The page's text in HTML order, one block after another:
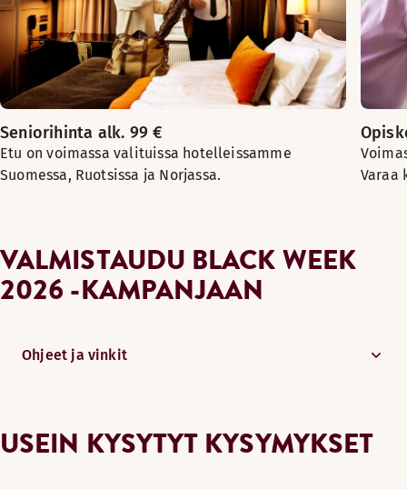
Seniorihinta alk. 99 €
Etu on voimassa valituissa hotelleissamme
Suomessa, Ruotsissa ja Norjassa.
Varaa
VALMISTAUDU BLACK WEEK
2026 -KAMPANJAAN
Ohjeet ja vinkit
USEIN KYSYTYT KYSYMYKSET